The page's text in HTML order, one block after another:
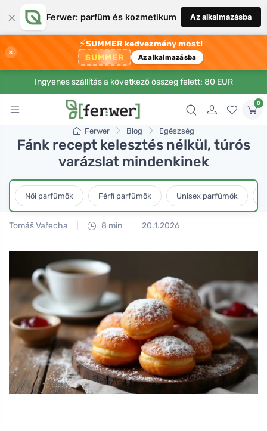
× Ferwer: parfüm és kozmetikum Az alkalmazásba
×
⚡SUMMER kedvezmény most!
SUMMER Az alkalmazásba
Ingyenes szállítás a következő összeg felett: 80 EUR
0
Ferwer Blog Egészség
Fánk recept kelesztés nélkül, túrós
varázslat mindenkinek
Női parfümök Férfi parfümök Unisex parfümök
Tomáš Vařecha 8 min 20.1.2026